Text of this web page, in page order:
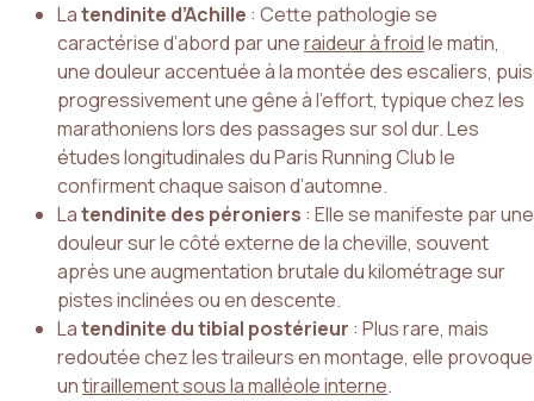
Latendinite d’Achille : Cette pathologie se
caractérise d’abord par uneraideur à froidle matin,
une douleur accentuée à la montée des escaliers, puis
progressivement une gêne à l’effort, typique chez les
marathoniens lors des passages sur sol dur. Les
études longitudinales du Paris Running Club le
confirment chaque saison d’automne.
Latendinite des péroniers : Elle se manifeste par une
douleur sur le côté externe de la cheville, souvent
après une augmentation brutale du kilométrage sur
pistes inclinées ou en descente.
Latendinite du tibial postérieur : Plus rare, mais
redoutée chez les traileurs en montage, elle provoque
untiraillement sous la malléole interne.